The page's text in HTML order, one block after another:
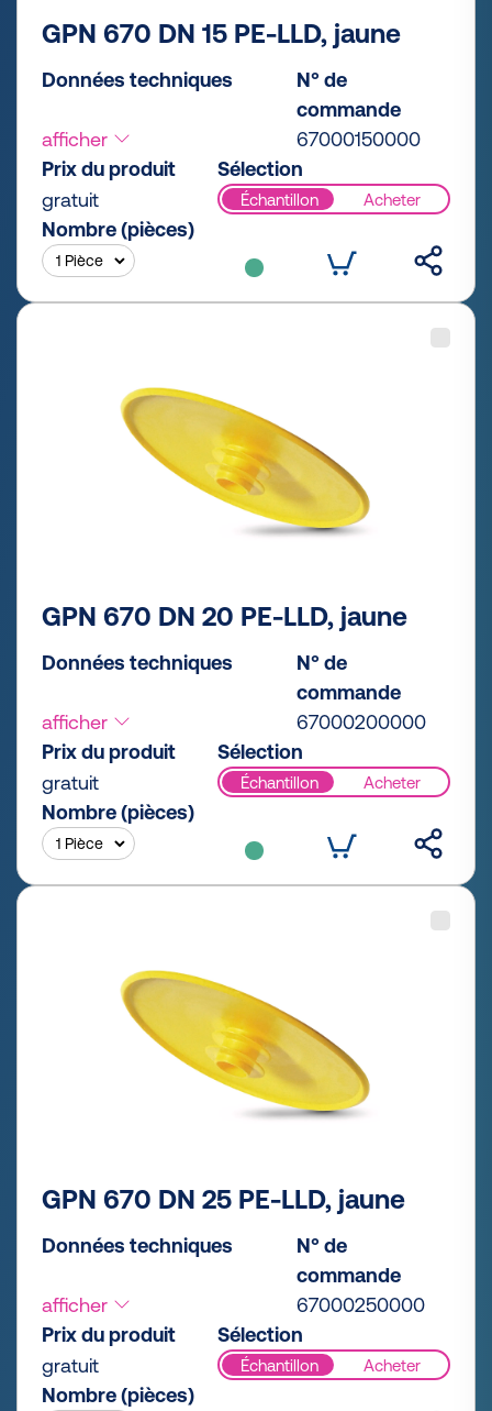
GPN 670 DN 15 PE-LLD, jaune
Données techniques
afficher
N° de
commande
67000150000
Prix du produit
gratuit
Sélection
Échantillon Acheter
Nombre (pièces)
GPN 670 DN 20 PE-LLD, jaune
Données techniques
afficher
N° de
commande
67000200000
Prix du produit
gratuit
Sélection
Échantillon Acheter
Nombre (pièces)
GPN 670 DN 25 PE-LLD, jaune
Données techniques
afficher
N° de
commande
67000250000
Prix du produit
gratuit
Sélection
Échantillon Acheter
Nombre (pièces)